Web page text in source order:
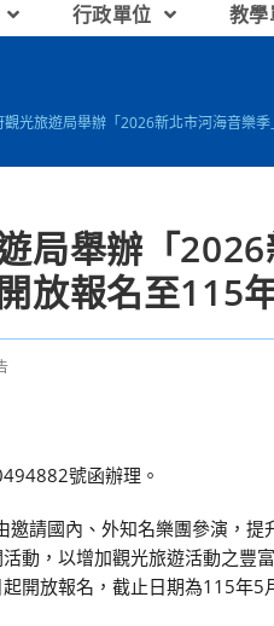
行政單位 教學
觀光旅遊局舉辦「2026新北市河海音
局舉辦「2026
放報名至115
號函辦理。
請國內、外知名樂團參演，
動，以增加觀光旅遊活動之豐
開放報名，截止日期為115年5